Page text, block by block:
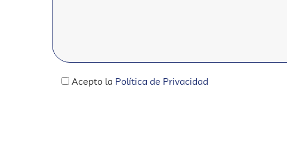
Acepto la Política de Privacidad